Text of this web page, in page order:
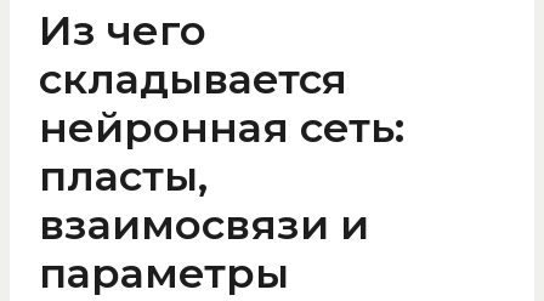
Из чего
складывается
нейронная сеть:
пласты,
взаимосвязи и
параметры